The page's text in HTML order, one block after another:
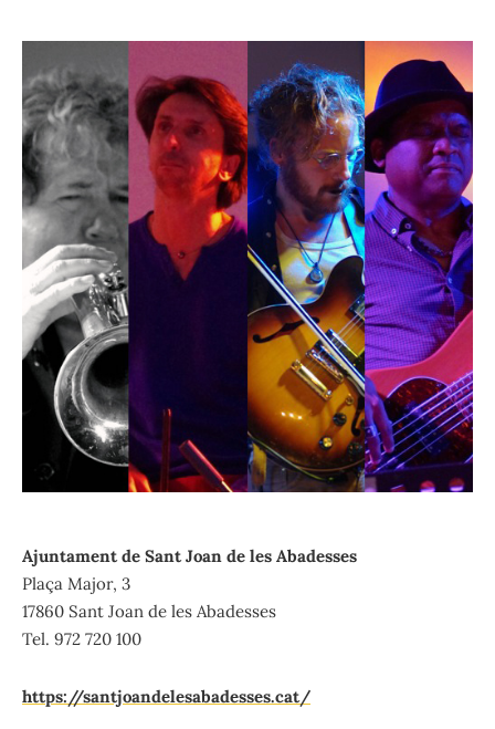
Ajuntament de Sant Joan de les Abadesses
Plaça Major, 3
17860 Sant Joan de les Abadesses
Tel. 972 720 100
https://santjoandelesabadesses.cat/